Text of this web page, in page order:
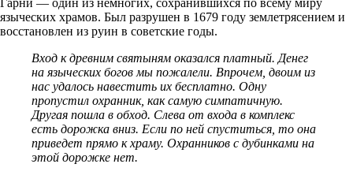
языческих храмов. Был разрушен в 1679 году землетрясением и
восстановлен из руин в советские годы.
Вход к древним святыням оказался платный. Денег
на языческих богов мы пожалели. Впрочем, двоим из
нас удалось навестить их бесплатно. Одну
пропустил охранник, как самую симпатичную.
Другая пошла в обход. Слева от входа в комплекс
есть дорожка вниз. Если по ней спуститься, то она
приведет прямо к храму. Охранников с дубинками на
этой дорожке нет.